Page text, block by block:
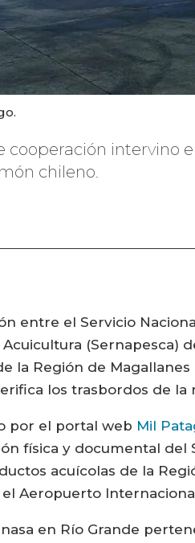
cooperación intervino
chileno.
entre el Servicio
(Sernapesca)
la Región de
los trasbordos de
por el portal web Mil
física y documental del
acuícolas de la
Aeropuerto
en Río Grande